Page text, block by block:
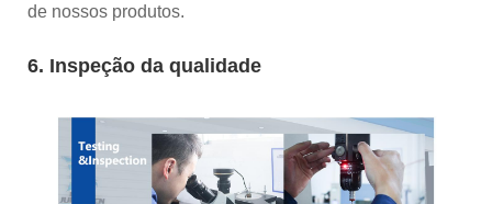
de nossos produtos.
6. Inspeção da qualidade